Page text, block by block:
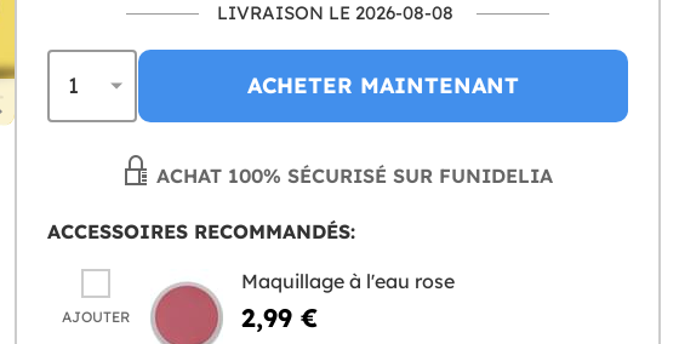
LIVRAISON LE 2026-08-08
ACHETER MAINTENANT
ACHAT 100% SÉCURISÉ SUR FUNIDELIA
ACCESSOIRES RECOMMANDÉS:
AJOUTER
Maquillage à l'eau rose
2,99 €